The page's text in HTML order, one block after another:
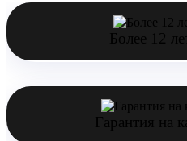
Более 12
Гарантия на